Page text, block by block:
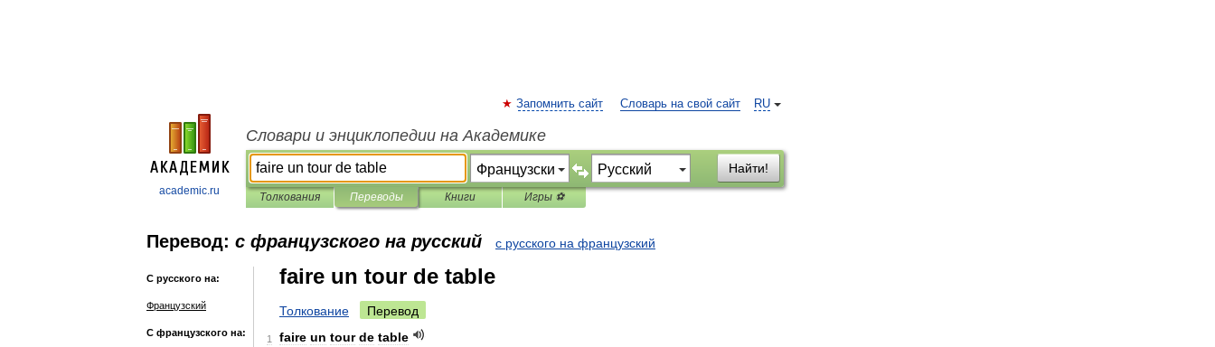
academic.ru
RU
Запомнить сайт Словарь на свой сайт
Словари и энциклопедии на Академике
Найти!
Толкования Переводы Книги Игры ⚽
Перевод: с французского на русский с русского на французский
С русского на:
Французский
С французского на:
faire un tour de table
Толкование Перевод
1 faire un tour de table